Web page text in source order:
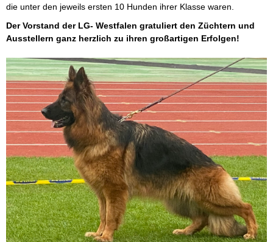
die unter den jeweils ersten 10 Hunden ihrer Klasse waren.
Der Vorstand der LG- Westfalen gratuliert den Züchtern und
Ausstellern ganz herzlich zu ihren großartigen Erfolgen!